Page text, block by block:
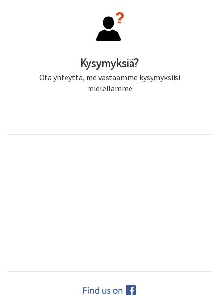
Kysymyksiä?
Ota yhteyttä, me vastaamme kysymyksiisi
mielellämme